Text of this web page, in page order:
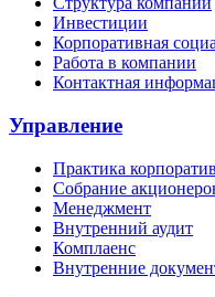
Инвестиции
Корпоративная
Работа в компании
Контактная
Управление
Практика
Собрание
Менеджмент
Внутренний аудит
Комплаенс
Внутренние